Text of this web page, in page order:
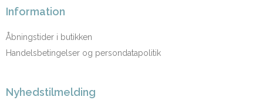
Information
Åbningstider i butikken
Handelsbetingelser og persondatapolitik
Nyhedstilmelding